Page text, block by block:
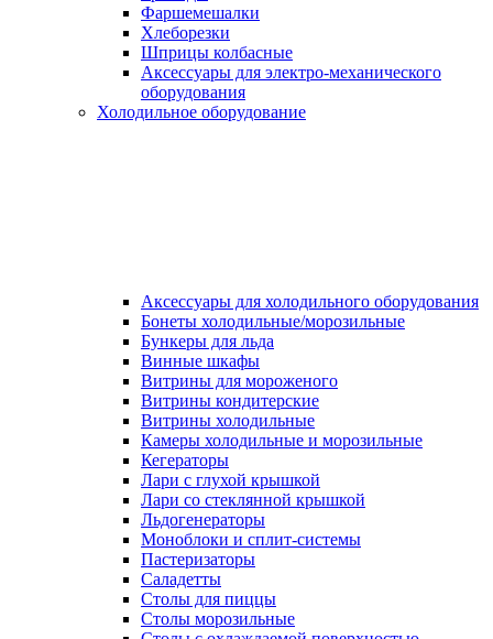
Фаршемешалки
Хлеборезки
Шприцы колбасные
Аксессуары для электро-механического
оборудования
Холодильное оборудование
Аксессуары для холодильного оборудования
Бонеты холодильные/морозильные
Бункеры для льда
Винные шкафы
Витрины для мороженого
Витрины кондитерские
Витрины холодильные
Камеры холодильные и морозильные
Кегераторы
Лари с глухой крышкой
Лари со стеклянной крышкой
Льдогенераторы
Моноблоки и сплит-системы
Пастеризаторы
Саладетты
Столы для пиццы
Столы морозильные